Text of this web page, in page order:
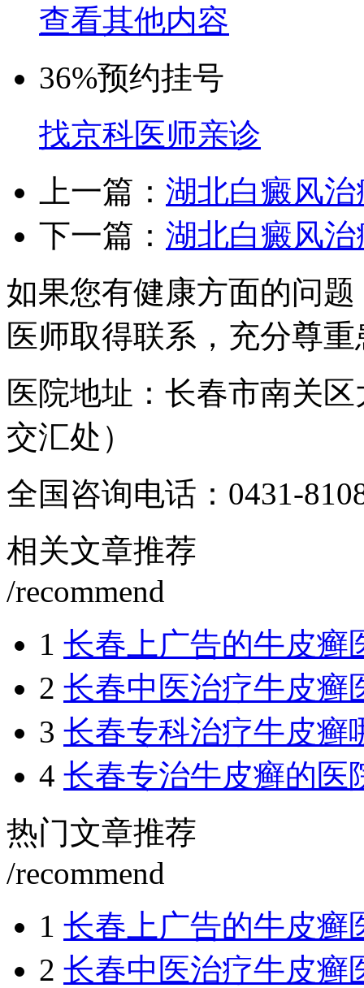
查看其他内容
36%预约挂号
找京科医师亲诊
上一篇： 湖北白癜风
下一篇： 湖北白癜风
如果您有健康方面的问
医师取得联系，充分尊
医院地址：长春市南关
交汇处）
全国咨询电话： 0431-
相关文章推荐
/recommend
1 长春上广告的牛皮癣
2 长春中医治疗牛皮癣
3 长春专科治疗牛皮癣
4 长春专治牛皮癣的医
热门文章推荐
/recommend
1 长春上广告的牛皮癣
2 长春中医治疗牛皮癣